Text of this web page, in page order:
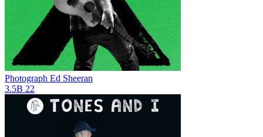
Photograph Ed Sheeran
3.5B 22